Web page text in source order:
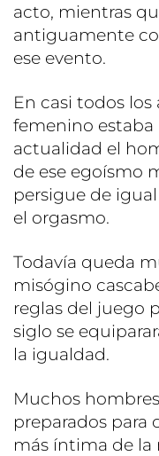
acto, mientras
antiguamente
ese evento.
En casi todos
femenino estaba
actualidad el
de ese egoísmo
persigue de
el orgasmo.
Todavía queda
misógino
reglas del juego
siglo se
la igualdad.
Muchos
preparados para
más íntima de la